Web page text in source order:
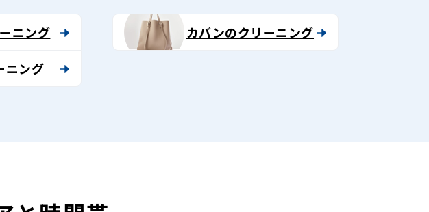
ニング
ニング
カバンのクリーニング